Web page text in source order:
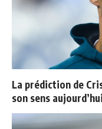
La prédiction de
son sens aujourd’hui